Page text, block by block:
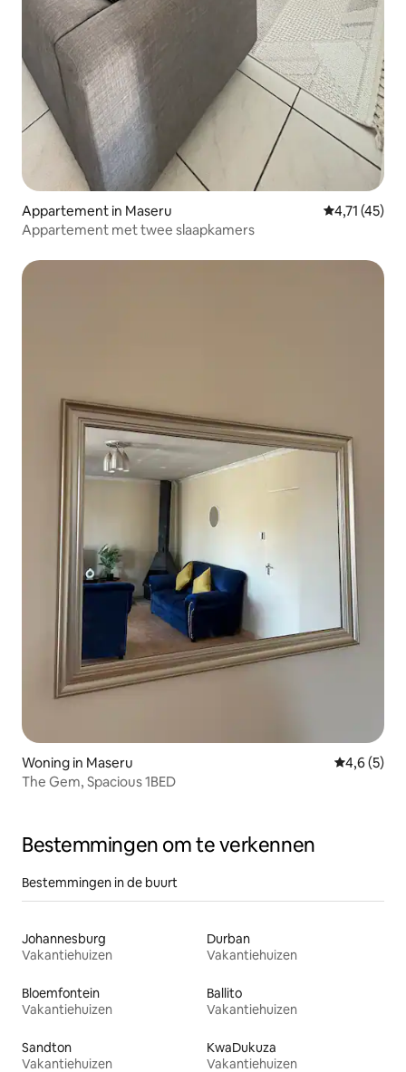
Appartement in Maseru Gemiddelde
4,71 (45)
Appartement met twee slaapkamers
Woning in Maseru
4,6 (5)
The Gem, Spacious 1BED
Bestemmingen om te verkennen
Bestemmingen in de buurt
Johannesburg
Vakantiehuizen
Durban
Vakantiehuizen
Bloemfontein
Vakantiehuizen
Ballito
Vakantiehuizen
Sandton
Vakantiehuizen
KwaDukuza
Vakantiehuizen